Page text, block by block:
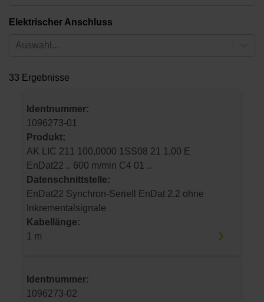
Elektrischer Anschluss
Auswahl...
33 Ergebnisse
Identnummer:
1096273-01
Produkt:
AK LIC 211 100,0000 1SS08 21 1,00 E
EnDat22 .. 600 m/min C4 01 ..
Datenschnittstelle:
EnDat22 Synchron-Seriell EnDat 2.2 ohne
Inkrementalsignale
Kabellänge:
1 m
Identnummer:
1096273-02